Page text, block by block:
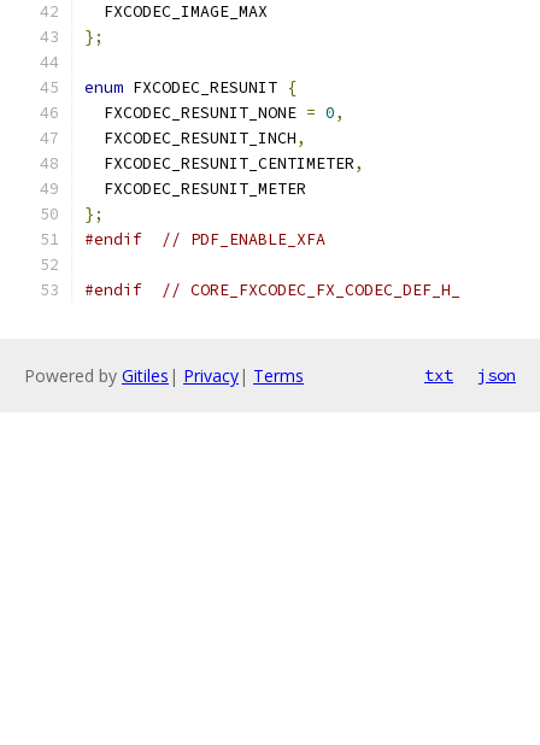
  FXCODEC_IMAGE_MAX
};
enum FXCODEC_RESUNIT {
  FXCODEC_RESUNIT_NONE
= 0,
  FXCODEC_RESUNIT_INCH
,
  FXCODEC_RESUNIT_CENTIMETER
,
  FXCODEC_RESUNIT_METER
};
#endif
// PDF_ENABLE_XFA
#endif // CORE_FXCODEC_FX_CODEC_DEF_H_
Powered by Gitiles | Privacy| Terms txt json